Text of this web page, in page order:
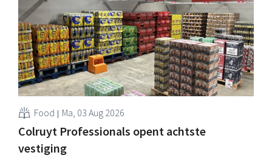
geïnformeerd worden." .
Food Ma, 03 Aug 2026
Colruyt Professionals opent achtste
vestiging